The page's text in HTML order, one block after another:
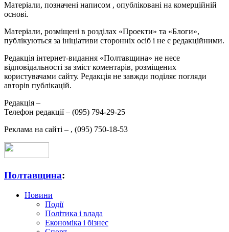
Матеріали, позначені написом , опубліковані на комерційній
основі.
Матеріали, розміщені в розділах «Проекти» та «Блоги»,
публікуються за ініціативи сторонніх осіб і не є редакційними.
Редакція інтернет-видання «Полтавщина» не несе
відповідальності за зміст коментарів, розміщених
користувачами сайту. Редакція не завжди поділяє погляди
авторів публікацій.
Редакція –
Телефон редакції – (095) 794-29-25
Реклама на сайті – , (095) 750-18-53
Полтавщина:
Новини
Події
Політика і влада
Економіка і бізнес